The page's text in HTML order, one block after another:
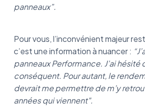
panneaux”.
Pour vous, l’inconvénient majeur
c’est une information à nuancer :
panneaux Performance. J’ai hésité
conséquent. Pour autant, le
devrait me permettre de m’y
années qui viennent".